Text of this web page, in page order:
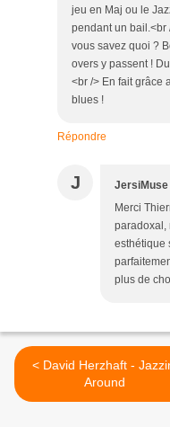
jeu en Maj ou le
pendant un bail.<br
vous savez quoi ?
overs y passent !
<br /> En fait grâce
blues !
Répondre
J JersiMuse
Merci
paradoxal,
esthétique
plus de
< David Herzhaft - Jazzin'
Around